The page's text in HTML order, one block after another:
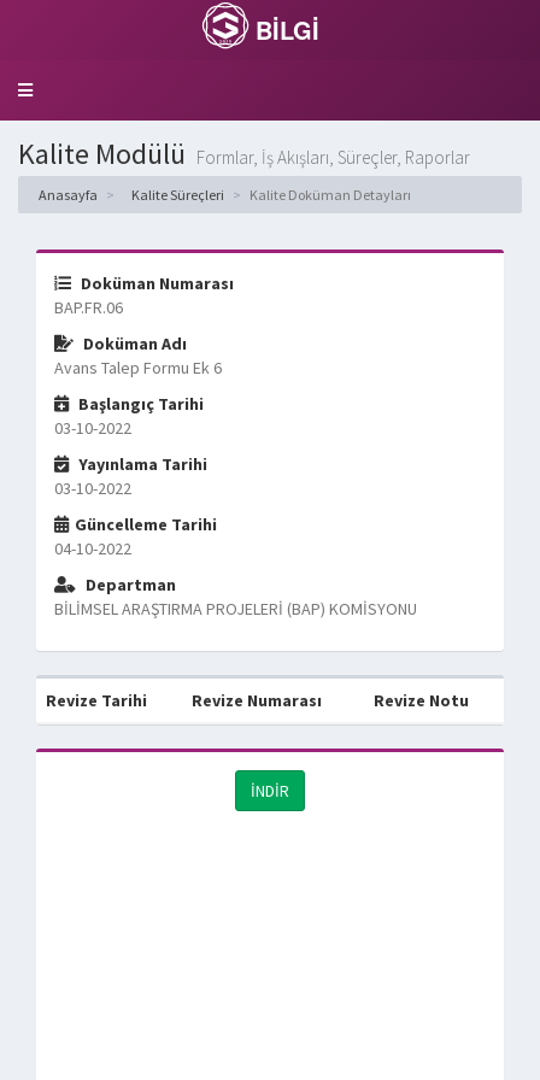
BİLGİ
Toggle
Kalite Modülü Formlar, İş Akışları, Süreçler, Raporlar
Anasayfa Kalite Süreçleri Kalite Doküman Detayları
Doküman Numarası
BAP.FR.06
Doküman Adı
Avans Talep Formu Ek 6
Başlangıç Tarihi
03-10-2022
Yayınlama Tarihi
03-10-2022
Güncelleme Tarihi
04-10-2022
Departman
BİLİMSEL ARAŞTIRMA PROJELERİ (BAP) KOMİSYONU
Revize Tarihi Revize Numarası Revize Notu
İNDİR